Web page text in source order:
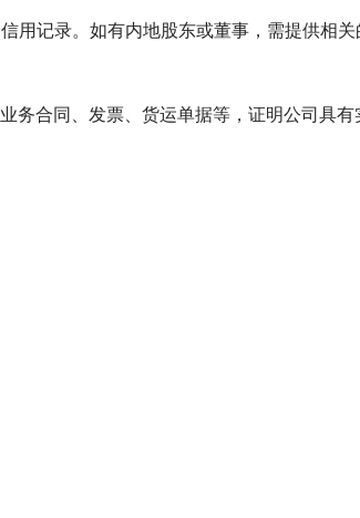
用记录。如有内地股东或董事，需提供相
务合同、发票、货运单据等，证明公司具有